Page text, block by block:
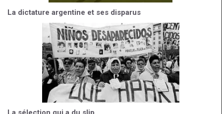
La dictature argentine et ses disparus